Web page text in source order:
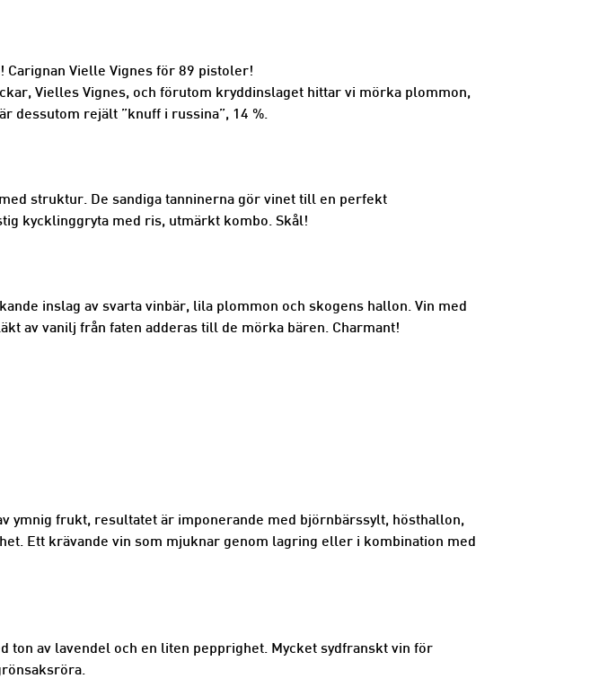
Carignan Vielle Vignes för 89 pistoler!
Vielles Vignes, och förutom kryddinslaget hittar vi mörka plommon,
dessutom rejält ”knuff i russina”, 14 %.
struktur. De sandiga tanninerna gör vinet till en perfekt
kycklinggryta med ris, utmärkt kombo. Skål!
inslag av svarta vinbär, lila plommon och skogens hallon. Vin med
av vanilj från faten adderas till de mörka bären. Charmant!
ymnig frukt, resultatet är imponerande med björnbärssylt, hösthallon,
Ett krävande vin som mjuknar genom lagring eller i kombination med
ton av lavendel och en liten pepprighet. Mycket sydfranskt vin för